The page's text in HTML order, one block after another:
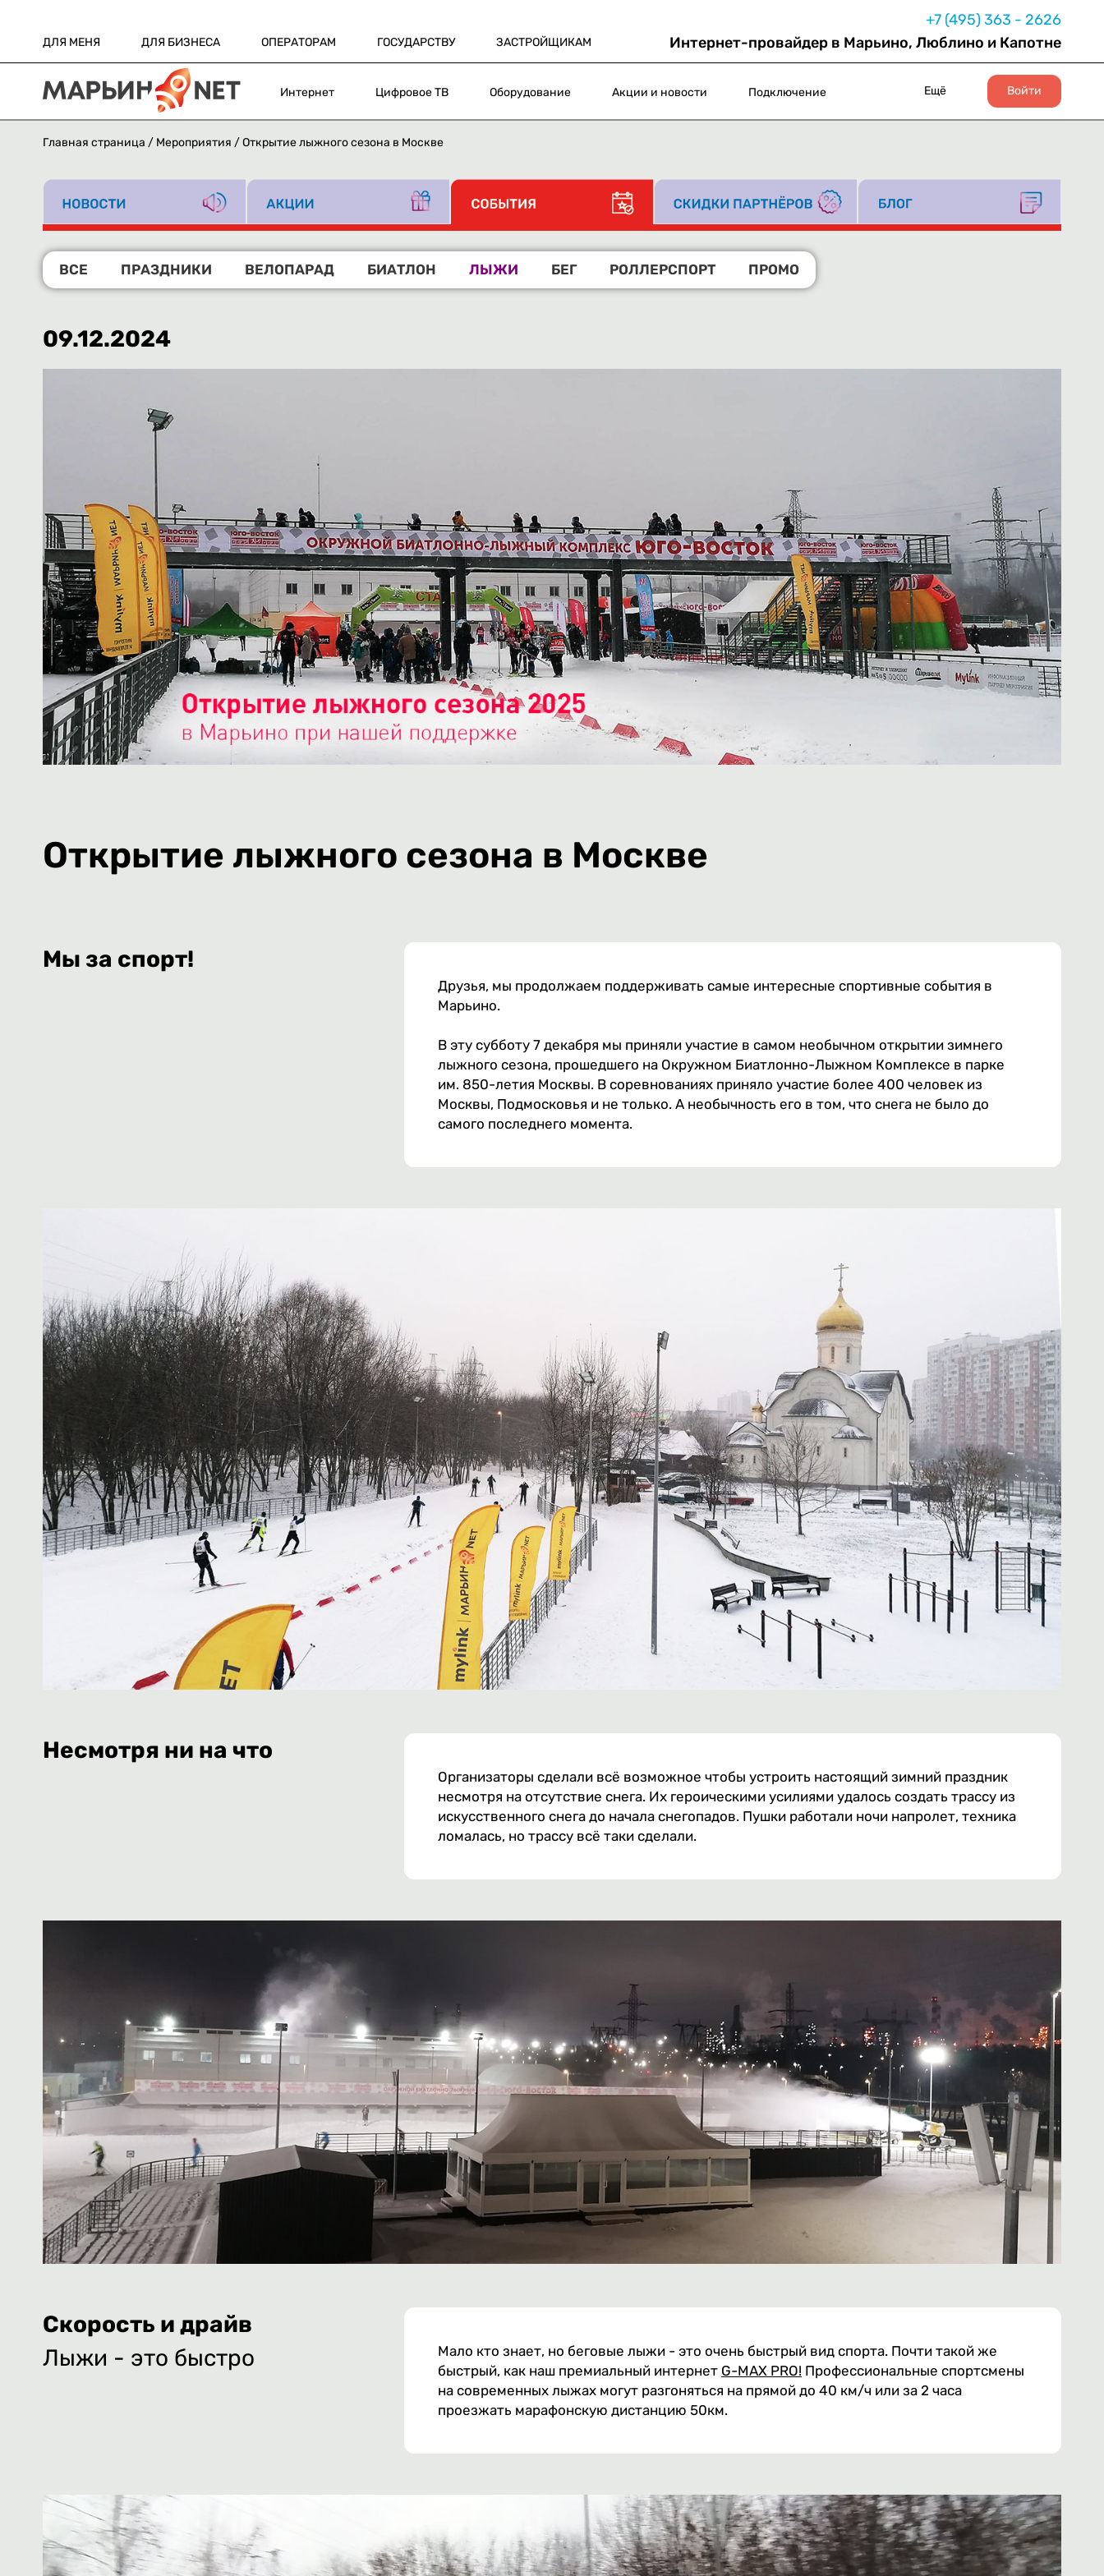
ДЛЯ МЕНЯ ДЛЯ БИЗНЕСА ОПЕРАТОРАМ ГОСУДАРСТВУ ЗАСТРОЙЩИКАМ
+7 (495) 363 - 2626
Интернет-провайдер в Марьино, Люблино и Капотне
Интернет Цифровое ТВ Оборудование Акции и новости Подключение Ещё Войти
Главная страница / Мероприятия /Открытие лыжного сезона в Москве
ВСЕ ПРАЗДНИКИ ВЕЛОПАРАД БИАТЛОН ЛЫЖИ БЕГ РОЛЛЕРСПОРТ ПРОМО
09.12.2024
Открытие лыжного сезона в Москве
Мы за спорт!
Друзья, мы продолжаем поддерживать самые интересные спортивные события в
Марьино.
В эту субботу 7 декабря мы приняли участие в самом необычном открытии зимнего
лыжного сезона, прошедшего на Окружном Биатлонно-Лыжном Комплексе в парке
им. 850-летия Москвы. В соревнованиях приняло участие более 400 человек из
Москвы, Подмосковья и не только. А необычность его в том, что снега не было до
самого последнего момента.
Несмотря ни на что
Организаторы сделали всё возможное чтобы устроить настоящий зимний праздник
несмотря на отсутствие снега. Их героическими усилиями удалось создать трассу из
искусственного снега до начала снегопадов. Пушки работали ночи напролет, техника
ломалась, но трассу всё таки сделали.
Скорость и драйв
Лыжи - это быстро
Мало кто знает, но беговые лыжи - это очень быстрый вид спорта. Почти такой же
быстрый, как наш премиальный интернет G-MAX PRO! Профессиональные спортсмены
на современных лыжах могут разгоняться на прямой до 40 км/ч или за 2 часа
проезжать марафонскую дистанцию 50км.